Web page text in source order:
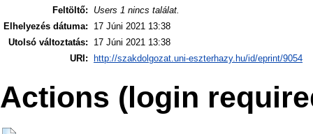
Feltöltő:
Users 1 nincs találat.
Elhelyezés dátuma:
17 Júni 2021 13:38
Utolsó változtatás:
17 Júni 2021 13:38
URI:
http://szakdolgozat.uni-eszterhazy.hu/id/eprint/9054
Actions (login